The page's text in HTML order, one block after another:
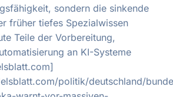
sondern die sinkende
früher tiefes Spezialwissen
Teile der Vorbereitung,
an KI-Systeme
politik/deutschland/